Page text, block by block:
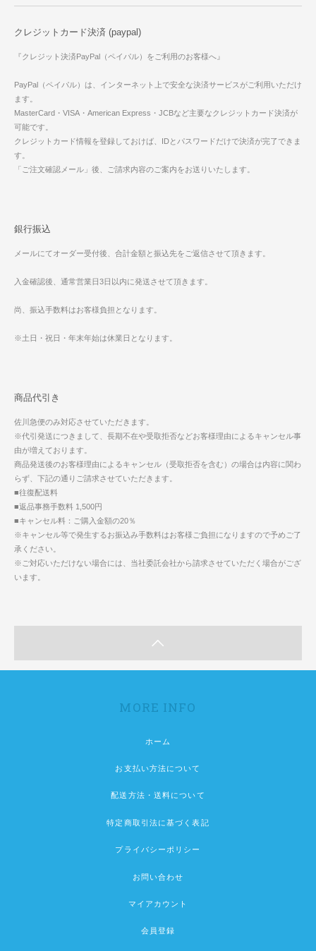
クレジットカード決済 (paypal)
『クレジット決済PayPal（ペイパル）をご利用のお客様へ』
PayPal（ペイパル）は、インターネット上で安全な決済サービスがご利用いただけ
ます。
MasterCard・VISA・American Express・JCBなど主要なクレジットカード決済が
可能です。
クレジットカード情報を登録しておけば、IDとパスワードだけで決済が完了できま
す。
「ご注文確認メール」後、ご請求内容のご案内をお送りいたします。
銀行振込
メールにてオーダー受付後、合計金額と振込先をご返信させて頂きます。
入金確認後、通常営業日3日以内に発送させて頂きます。
尚、振込手数料はお客様負担となります。
※土日・祝日・年末年始は休業日となります。
商品代引き
佐川急便のみ対応させていただきます。
※代引発送につきまして、長期不在や受取拒否などお客様理由によるキャンセル事
由が増えております。
商品発送後のお客様理由によるキャンセル（受取拒否を含む）の場合は内容に関わ
らず、下記の通りご請求させていただきます。
■往復配送料
■返品事務手数料 1,500円
■キャンセル料：ご購入金額の20％
※キャンセル等で発生するお振込み手数料はお客様ご負担になりますので予めご了
承ください。
※ご対応いただけない場合には、当社委託会社から請求させていただく場合がござ
います。
MORE INFO
ホーム
お支払い方法について
配送方法・送料について
特定商取引法に基づく表記
プライバシーポリシー
お問い合わせ
マイアカウント
会員登録